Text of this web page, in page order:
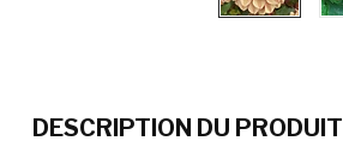
DESCRIPTION DU PRODUIT